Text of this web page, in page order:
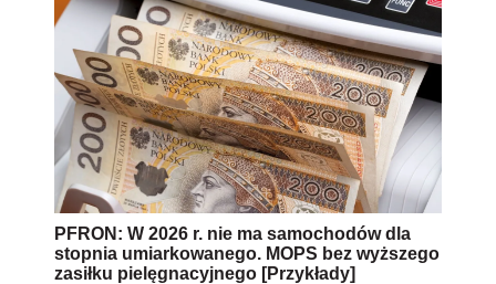
PFRON: W 2026 r. nie ma samochodów dla
stopnia umiarkowanego. MOPS bez wyższego
zasiłku pielęgnacyjnego [Przykłady]